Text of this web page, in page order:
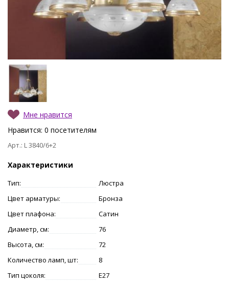
Мне нравится
Нравится: 0 посетителям
Арт.: L 3840/6+2
Характеристики
Тип:
Люстра
Цвет арматуры:
Бронза
Цвет плафона:
Сатин
Диаметр, см:
76
Высота, см:
72
Количество ламп, шт:
8
Тип цоколя:
E27